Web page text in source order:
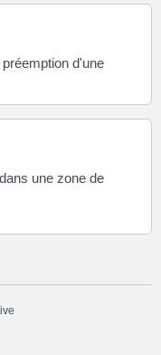
d'une
une zone de